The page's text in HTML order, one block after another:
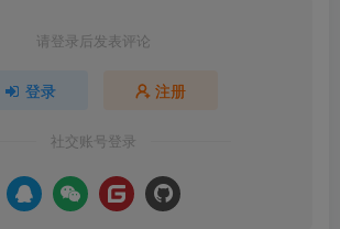
请登录后发表评论
登录 注册
社交账号登录